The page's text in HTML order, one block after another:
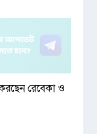
রেবেকা ও